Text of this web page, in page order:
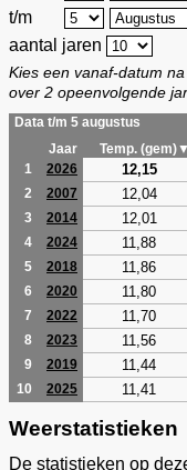
t/m
aantal jaren
Kies een vanaf-datum
over 2 opeenvolgende
Data t/m 5 augustus
Jaar
Temp. (gem)▼
1
2026 12,15
2 2007 12,04
3 2014 12,01
4 2024 11,88
5 2018 11,86
6 2020 11,80
7 2022 11,70
8 2023 11,56
9 2019 11,44
10 2025 11,41
Weerstatistieken
De statistieken op